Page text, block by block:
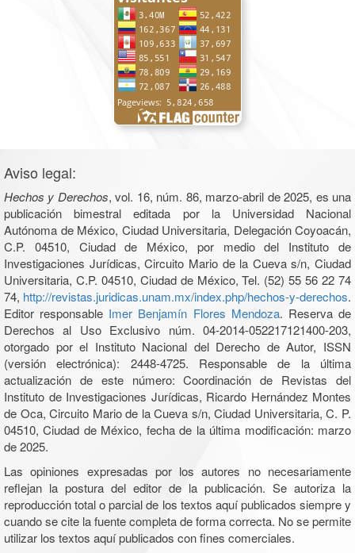
Aviso legal:
Hechos y Derechos, vol. 16, núm. 86, marzo-abril de 2025, es una
publicación bimestral editada por la Universidad Nacional
Autónoma de México, Ciudad Universitaria, Delegación Coyoacán,
C.P. 04510, Ciudad de México, por medio del Instituto de
Investigaciones Jurídicas, Circuito Mario de la Cueva s/n, Ciudad
Universitaria, C.P. 04510, Ciudad de México, Tel. (52) 55 56 22 74
74, http://revistas.juridicas.unam.mx/index.php/hechos-y-derechos.
Editor responsable Imer Benjamín Flores Mendoza. Reserva de
Derechos al Uso Exclusivo núm. 04-2014-052217121400-203,
otorgado por el Instituto Nacional del Derecho de Autor, ISSN
(versión electrónica): 2448-4725. Responsable de la última
actualización de este número: Coordinación de Revistas del
Instituto de Investigaciones Jurídicas, Ricardo Hernández Montes
de Oca, Circuito Mario de la Cueva s/n, Ciudad Universitaria, C. P.
04510, Ciudad de México, fecha de la última modificación: marzo
de 2025.
Las opiniones expresadas por los autores no necesariamente
reflejan la postura del editor de la publicación. Se autoriza la
reproducción total o parcial de los textos aquí publicados siempre y
cuando se cite la fuente completa de forma correcta. No se permite
utilizar los textos aquí publicados con fines comerciales.